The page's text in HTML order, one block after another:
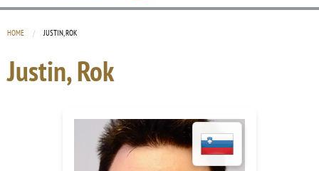
HOME CURRENT:
JUSTIN, ROK
Justin, Rok